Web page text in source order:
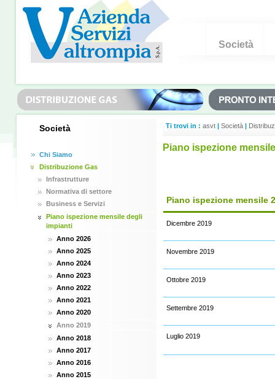
Società
Società
Chi Siamo
Distribuzione Gas
Infrastrutture
Normativa di settore
Business e Servizi
Piano ispezione mensile degli
impianti
Anno 2026
Anno 2025
Anno 2024
Anno 2023
Anno 2022
Anno 2021
Anno 2020
Anno 2019
Anno 2018
Anno 2017
Anno 2016
Anno 2015
Ti trovi in : asvt | Società |
Piano ispezione
Piano ispezione mensile
Dicembre 2019
Novembre 2019
Ottobre 2019
Settembre 2019
Luglio 2019